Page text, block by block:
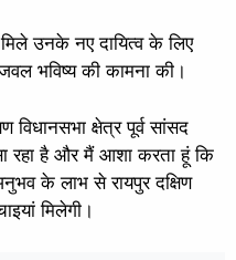
उनके नए दायित्व के लिए
भविष्य की कामना की।
विधानसभा क्षेत्र पूर्व सांसद
रहा है और मैं आशा करता हूं कि
के लाभ से रायपुर दक्षिण
मिलेगी।